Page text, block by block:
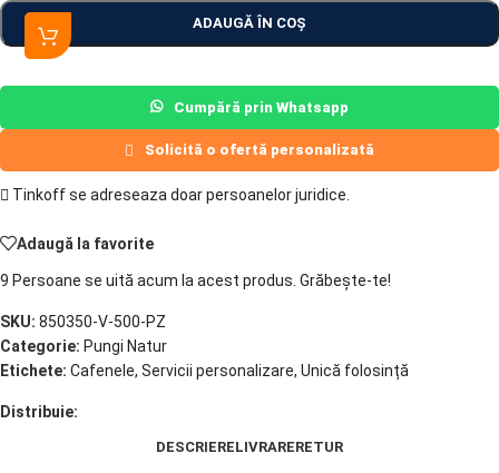
ADAUGĂ ÎN COȘ
Cumpără prin Whatsapp
Solicită o ofertă personalizată
Tinkoff se adreseaza doar persoanelor juridice.
Adaugă la favorite
9 Persoane se uită acum la acest produs. Grăbește-te!
SKU: 850350-V-500-PZ
Categorie: Pungi Natur
Etichete: Cafenele, Servicii personalizare, Unică folosință
Distribuie:
DESCRIERELIVRARERETUR